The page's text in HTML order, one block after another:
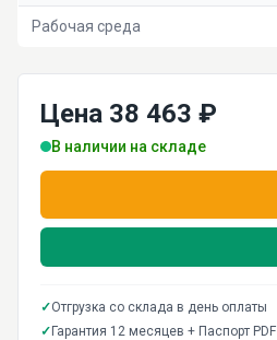
Рабочая среда
Цена 38 463 ₽
В наличии на складе
✓Отгрузка со склада в день оплаты
✓ Гарантия 12 месяцев + Паспорт PDF